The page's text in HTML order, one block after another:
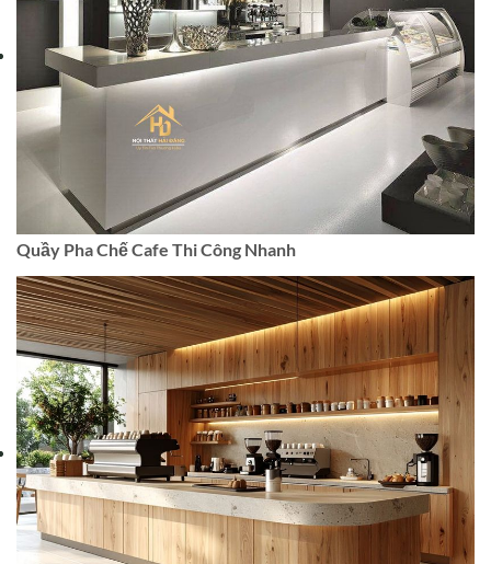
Quầy Pha Chế Cafe Thi Công Nhanh